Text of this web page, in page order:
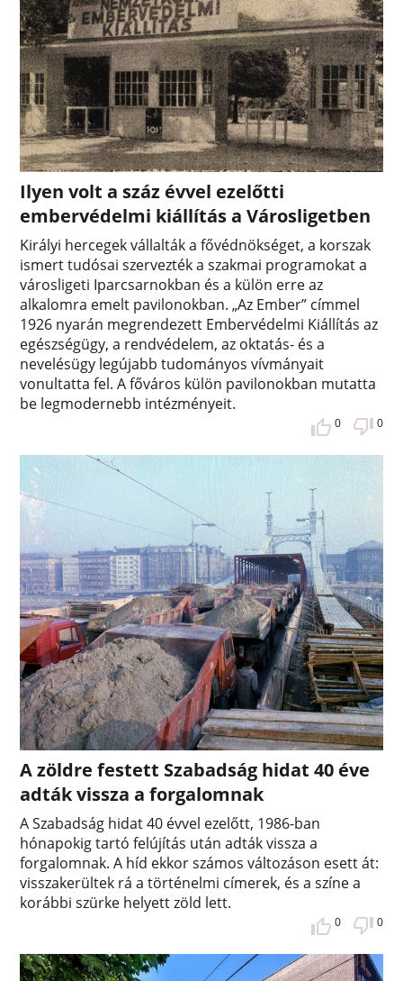
Ilyen volt a száz évvel ezelőtti
embervédelmi kiállítás a Városligetben
Királyi hercegek vállalták a fővédnökséget, a korszak
ismert tudósai szervezték a szakmai programokat a
városligeti Iparcsarnokban és a külön erre az
alkalomra emelt pavilonokban. „Az Ember” címmel
1926 nyarán megrendezett Embervédelmi Kiállítás az
egészségügy, a rendvédelem, az oktatás- és a
nevelésügy legújabb tudományos vívmányait
vonultatta fel. A főváros külön pavilonokban mutatta
be legmodernebb intézményeit.
0 0
A zöldre festett Szabadság hidat 40 éve
adták vissza a forgalomnak
A Szabadság hidat 40 évvel ezelőtt, 1986-ban
hónapokig tartó felújítás után adták vissza a
forgalomnak. A híd ekkor számos változáson esett át:
visszakerültek rá a történelmi címerek, és a színe a
korábbi szürke helyett zöld lett.
0 0